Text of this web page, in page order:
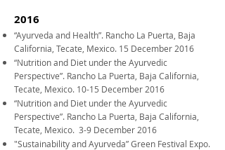
2016
“Ayurveda and Health”. Rancho La Puerta, Baja
California, Tecate, Mexico. 15 December 2016
“Nutrition and Diet under the Ayurvedic
Perspective”. Rancho La Puerta, Baja California,
Tecate, Mexico. 10-15 December 2016
“Nutrition and Diet under the Ayurvedic
Perspective”. Rancho La Puerta, Baja California,
Tecate, Mexico. 3-9 December 2016
"Sustainability and Ayurveda” Green Festival Expo.